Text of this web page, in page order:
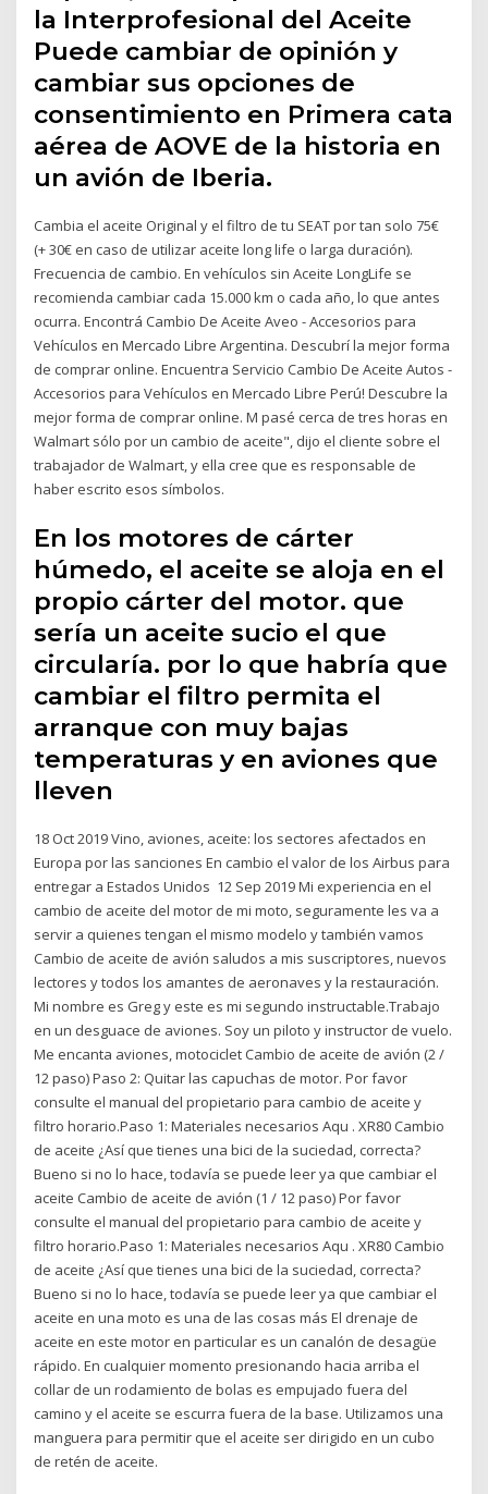
la Interprofesional del Aceite
Puede cambiar de opinión y
cambiar sus opciones de
consentimiento en Primera cata
aérea de AOVE de la historia en
un avión de Iberia.
Cambia el aceite Original y el filtro de tu SEAT por tan solo 75€
(+ 30€ en caso de utilizar aceite long life o larga duración).
Frecuencia de cambio. En vehículos sin Aceite LongLife se
recomienda cambiar cada 15.000 km o cada año, lo que antes
ocurra. Encontrá Cambio De Aceite Aveo - Accesorios para
Vehículos en Mercado Libre Argentina. Descubrí la mejor forma
de comprar online. Encuentra Servicio Cambio De Aceite Autos -
Accesorios para Vehículos en Mercado Libre Perú! Descubre la
mejor forma de comprar online. M pasé cerca de tres horas en
Walmart sólo por un cambio de aceite", dijo el cliente sobre el
trabajador de Walmart, y ella cree que es responsable de
haber escrito esos símbolos.
En los motores de cárter
húmedo, el aceite se aloja en el
propio cárter del motor. que
sería un aceite sucio el que
circularía. por lo que habría que
cambiar el filtro permita el
arranque con muy bajas
temperaturas y en aviones que
lleven
18 Oct 2019 Vino, aviones, aceite: los sectores afectados en
Europa por las sanciones En cambio el valor de los Airbus para
entregar a Estados Unidos 12 Sep 2019 Mi experiencia en el
cambio de aceite del motor de mi moto, seguramente les va a
servir a quienes tengan el mismo modelo y también vamos
Cambio de aceite de avión saludos a mis suscriptores, nuevos
lectores y todos los amantes de aeronaves y la restauración.
Mi nombre es Greg y este es mi segundo instructable.Trabajo
en un desguace de aviones. Soy un piloto y instructor de vuelo.
Me encanta aviones, motociclet Cambio de aceite de avión (2 /
12 paso) Paso 2: Quitar las capuchas de motor. Por favor
consulte el manual del propietario para cambio de aceite y
filtro horario.Paso 1: Materiales necesarios Aqu . XR80 Cambio
de aceite ¿Así que tienes una bici de la suciedad, correcta?
Bueno si no lo hace, todavía se puede leer ya que cambiar el
aceite Cambio de aceite de avión (1 / 12 paso) Por favor
consulte el manual del propietario para cambio de aceite y
filtro horario.Paso 1: Materiales necesarios Aqu . XR80 Cambio
de aceite ¿Así que tienes una bici de la suciedad, correcta?
Bueno si no lo hace, todavía se puede leer ya que cambiar el
aceite en una moto es una de las cosas más El drenaje de
aceite en este motor en particular es un canalón de desagüe
rápido. En cualquier momento presionando hacia arriba el
collar de un rodamiento de bolas es empujado fuera del
camino y el aceite se escurra fuera de la base. Utilizamos una
manguera para permitir que el aceite ser dirigido en un cubo
de retén de aceite.